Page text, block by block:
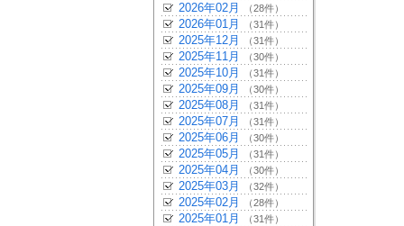
2026年02月 （28件）
2026年01月 （31件）
2025年12月 （31件）
2025年11月 （30件）
2025年10月 （31件）
2025年09月 （30件）
2025年08月 （31件）
2025年07月 （31件）
2025年06月 （30件）
2025年05月 （31件）
2025年04月 （30件）
2025年03月 （32件）
2025年02月 （28件）
2025年01月 （31件）